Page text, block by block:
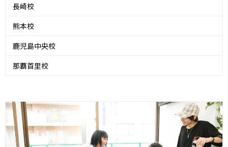
長崎校
熊本校
鹿児島中央校
那覇首里校